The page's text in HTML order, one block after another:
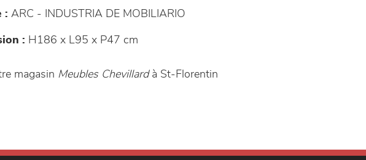
: ARC - INDUSTRIA DE MOBILIARIO
: H186 x L95 x P47 cm
magasin Meubles Chevillardà St-Florentin